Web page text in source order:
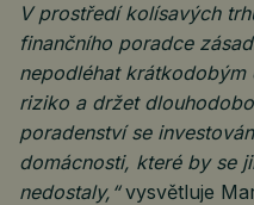
V prostředí kolísavých
finančního poradce
nepodléhat
riziko a držet
poradenství se
domácnosti, které by se
nedostaly,“vysvětluje